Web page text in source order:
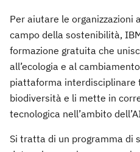
Per aiutare le organizzazioni
campo della sostenibilità,
formazione gratuita che
all’ecologia e al
piattaforma interdisciplinare
biodiversità e li mette in
tecnologica nell’ambito
Si tratta di un programma di